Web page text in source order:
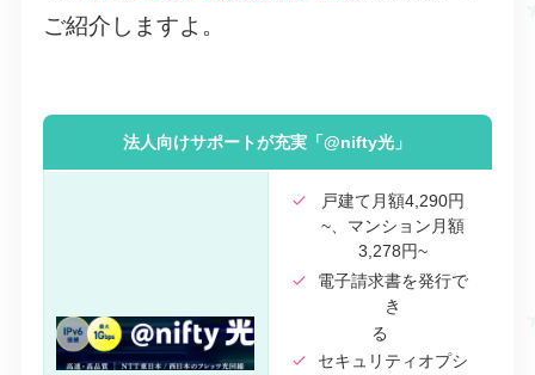
ご紹介しますよ。
法人向けサポートが充実「@nifty光」
戸建て月額4,290円
~、マンション月額
3,278円~
電子請求書を発行で
き
る
セキュリティオプシ